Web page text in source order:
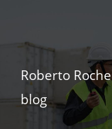
Roberto Roche
blog